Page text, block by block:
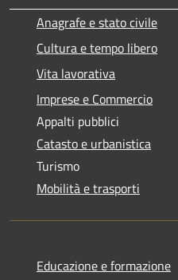
Anagrafe e stato civile
Cultura e tempo libero
Vita lavorativa
Imprese e Commercio
Appalti pubblici
Catasto e urbanistica
Turismo
Mobilità e trasporti
Educazione e formazione